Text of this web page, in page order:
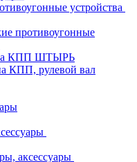
устройства
противоугонные
КПП ШТЫРЬ
КПП, рулевой вал
аксессуары